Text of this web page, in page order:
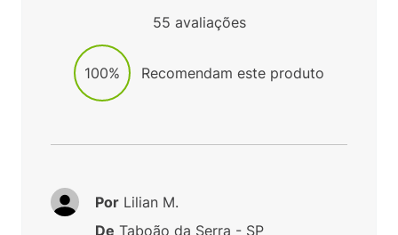
55 avaliações
100% Recomendam este produto
Por Lilian M.
De Taboão da Serra - SP